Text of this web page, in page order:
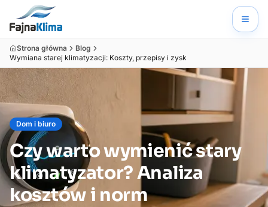
Strona główna
Blog
Wymiana starej klimatyzacji: Koszty, przepisy i zysk
Dom i biuro
Czy warto wymienić stary
klimatyzator? Analiza
kosztów i norm